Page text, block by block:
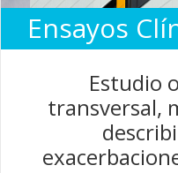
Ensayos
Estudio
transversal,